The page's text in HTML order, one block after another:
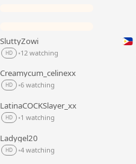
LIVE
SluttyZowi
HD •12 watching
Creamycum_celinexx
HD •6 watching
LatinaCOCKSlayer_xx
HD •1 watching
Ladygel20
HD •4 watching